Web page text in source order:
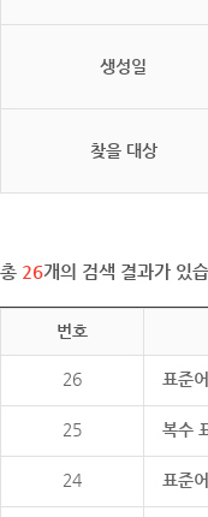
생성일
찾을 대상
총 26개의 검색 결과가 있
번호
26 표준
25 복수
24 표준